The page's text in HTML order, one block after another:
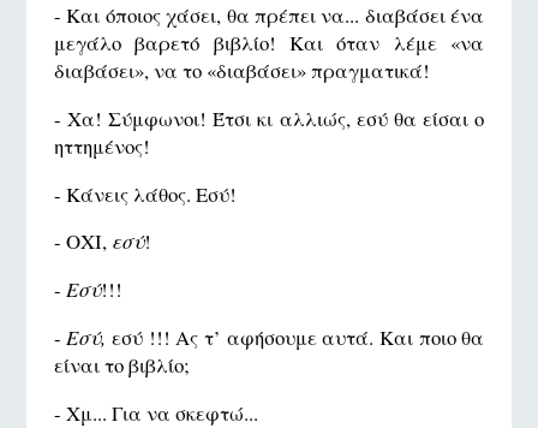
- Και όποιος χάσει, θα πρέπει να... διαβάσει ένα
μεγάλο βαρετό βιβλίο! Και όταν λέμε «να
διαβάσει», να το «διαβάσει» πραγματικά!
- Χα! Σύμφωνοι! Έτσι κι αλλιώς, εσύ θα είσαι ο
ηττημένος!
- Κάνεις λάθος. Εσύ!
- ΟΧΙ, εσύ!
- Εσύ!!!
-Εσύ, εσύ !!! Ας τ’ αφήσουμε αυτά. Και ποιο θα
είναι το βιβλίο;
- Χμ... Για να σκεφτώ...